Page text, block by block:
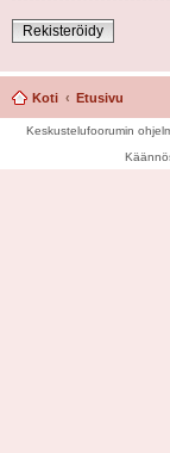
Rekisteröidy
Koti Etusivu
Keskustelufoorumin